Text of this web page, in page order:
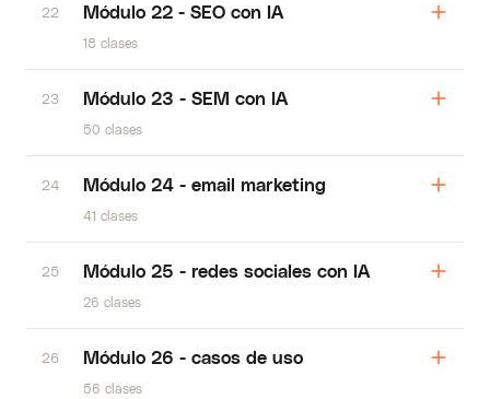
22 Módulo 22 - SEO con IA
18 clases
23 Módulo 23 - SEM con IA
50 clases
24 Módulo 24 - email marketing
41 clases
25 Módulo 25 - redes sociales con IA
26 clases
26 Módulo 26 - casos de uso
56 clases